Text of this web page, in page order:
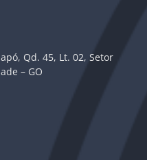
Qd. 45, Lt. 02, Setor
– GO